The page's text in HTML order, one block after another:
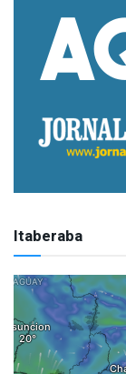
Itaberaba